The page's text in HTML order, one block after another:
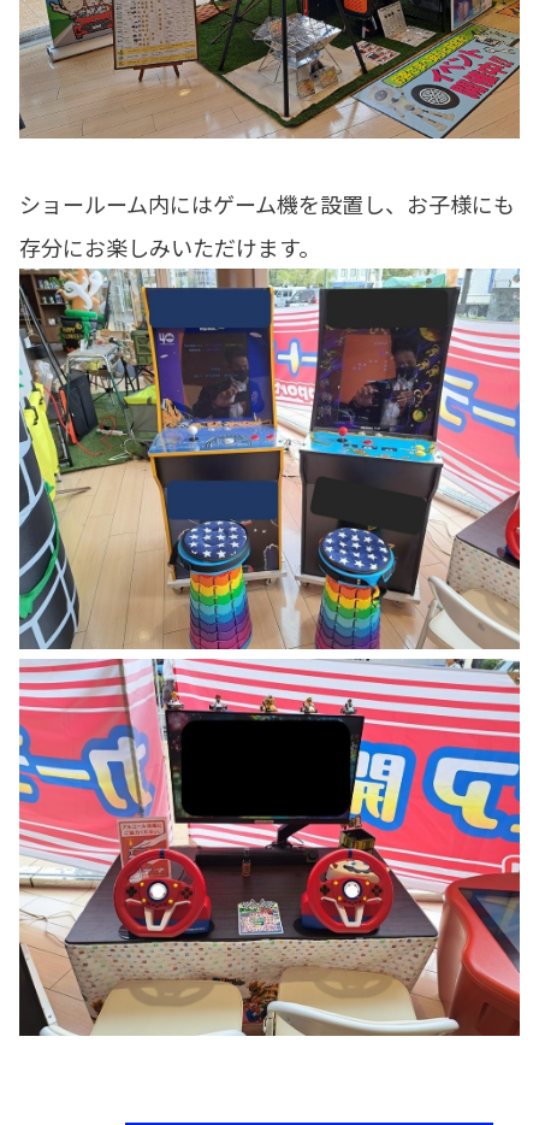
ショールーム内にはゲーム機を設置し、お子様にも
存分にお楽しみいただけます。